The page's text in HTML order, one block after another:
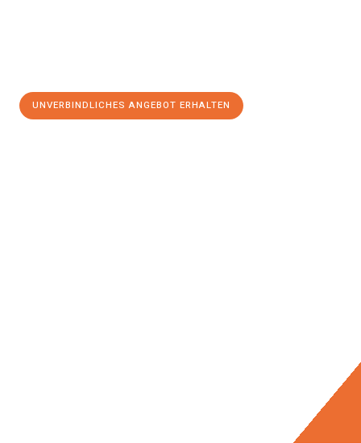
UNVERBINDLICHES ANGEBOT ERHALTEN